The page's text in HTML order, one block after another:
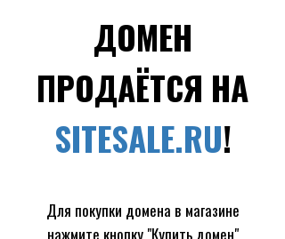
ДОМЕН
ПРОДАЁТСЯ НА
SITESALE.RU!
Для покупки домена в магазине
нажмите кнопку "Купить домен"